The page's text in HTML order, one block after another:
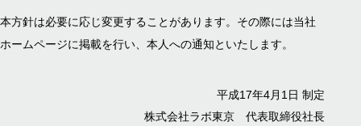
本方針は必要に応じ変更することがあります。その際には当社
ホームページに掲載を行い、本人への通知といたします。
平成17年4月1日 制定
株式会社ラボ東京 代表取締役社長